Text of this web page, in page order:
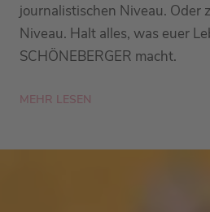
journalistischen Niveau. Oder
Niveau. Halt alles, was euer
SCHÖNEBERGER macht.
MEHR LESEN